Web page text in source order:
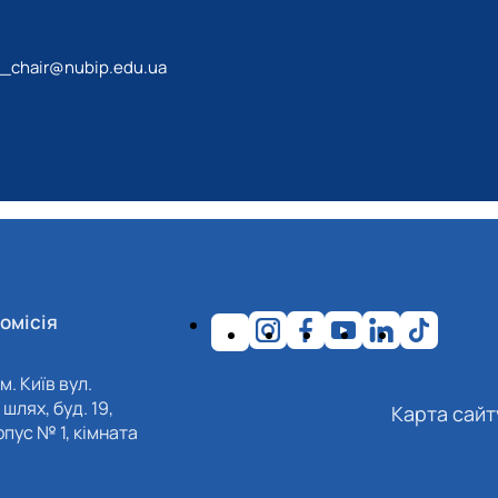
Київ вул.
шлях, буд. 19,
№ 1, кімната
Карта